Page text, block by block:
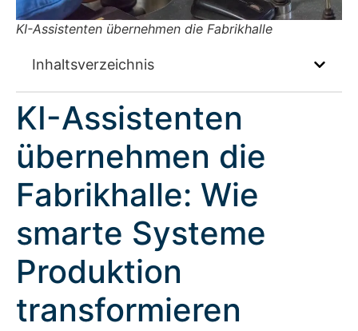
KI-Assistenten übernehmen die Fabrikhalle
Inhaltsverzeichnis
KI-Assistenten
übernehmen die
Fabrikhalle: Wie
smarte Systeme
Produktion
transformieren